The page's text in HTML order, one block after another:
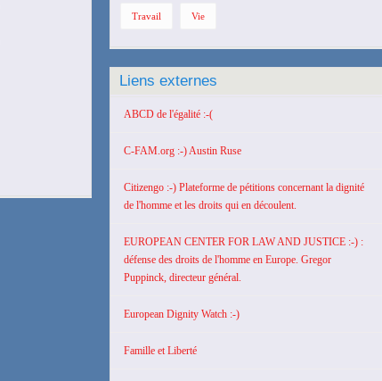
Travail Vie
Liens externes
ABCD de l'égalité :-(
C-FAM.org :-) Austin Ruse
Citizengo :-) Plateforme de pétitions concernant la dignité
de l'homme et les droits qui en découlent.
EUROPEAN CENTER FOR LAW AND JUSTICE :-) :
défense des droits de l'homme en Europe. Gregor
Puppinck, directeur général.
European Dignity Watch :-)
Famille et Liberté